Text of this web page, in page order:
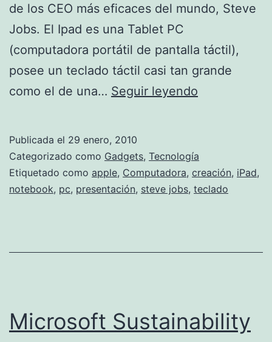
de los CEO más eficaces del mundo, Steve
Jobs. El Ipad es una Tablet PC
(computadora portátil de pantalla táctil),
posee un teclado táctil casi tan grande
como el de una… Seguir leyendo
Publicada el 29 enero, 2010
Categorizado como Gadgets, Tecnología
Etiquetado como apple, Computadora, creación, iPad,
notebook, pc, presentación, steve jobs, teclado
Microsoft Sustainability